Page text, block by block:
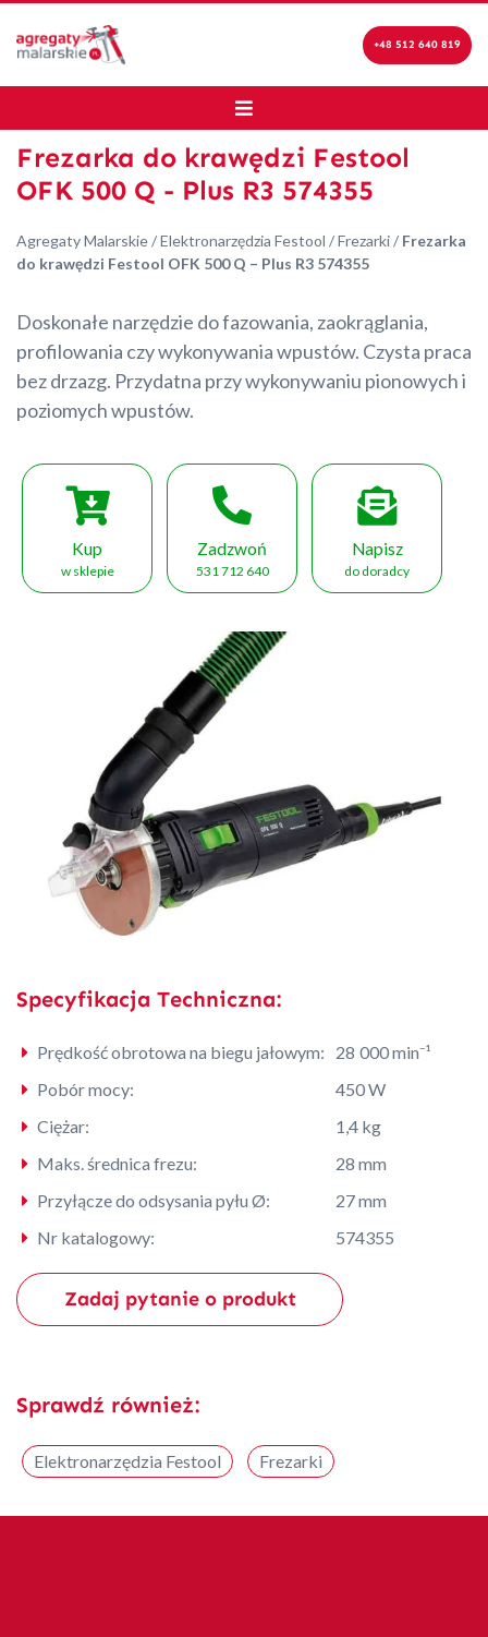
+48 512 640 819
Frezarka do krawędzi Festool
OFK 500 Q - Plus R3 574355
Agregaty Malarskie/Elektronarzędzia Festool /Frezarki/ Frezarka
do krawędzi Festool OFK 500 Q – Plus R3 574355
Doskonałe narzędzie do fazowania, zaokrąglania,
profilowania czy wykonywania wpustów. Czysta praca
bez drzazg. Przydatna przy wykonywaniu pionowych i
poziomych wpustów.
Kup
w sklepie
Zadzwoń
531 712 640
Napisz
do doradcy
Specyfikacja Techniczna:
Prędkość obrotowa na biegu jałowym:
28 000 min⁻¹
Pobór mocy:
450 W
Ciężar:
1,4 kg
Maks. średnica frezu:
28 mm
Przyłącze do odsysania pyłu Ø:
27 mm
Nr katalogowy:
574355
Zadaj pytanie o produkt
Sprawdź również:
Elektronarzędzia Festool Frezarki